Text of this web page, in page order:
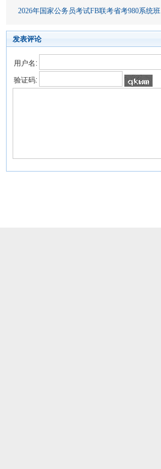
2026年国家公务员考试FB联考省考980系统班
发表评论
用户名:
验证码: